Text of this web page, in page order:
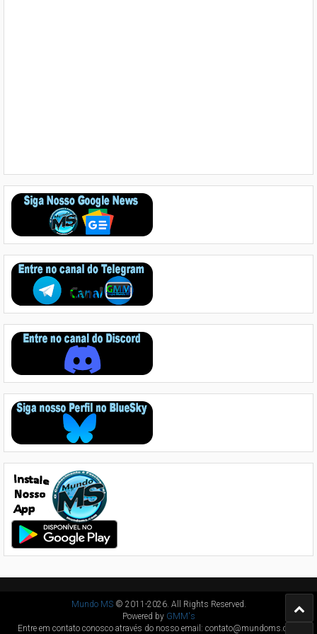
Mundo MS© 2011-2026. All Rights Reserved.
Powered by GMM's
Entre em contato conosco através do nosso email: contato@mundoms.com